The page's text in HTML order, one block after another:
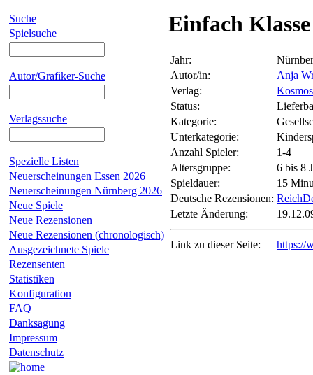
Suche
Spielsuche
Autor/Grafiker-Suche
Verlagssuche
Spezielle Listen
Neuerscheinungen Essen 2026
Neuerscheinungen Nürnberg 2026
Neue Spiele
Neue Rezensionen
Neue Rezensionen (chronologisch)
Ausgezeichnete Spiele
Rezensenten
Statistiken
Konfiguration
FAQ
Danksagung
Impressum
Datenschutz
Einfach
Jahr:
Autor/in:
Anja
Verlag:
Kosmos
Status:
Kategorie:
Unterkategorie:
Anzahl Spieler:
1-4
Altersgruppe:
6 bis 8
Spieldauer:
15
Deutsche Rezensionen:
Letzte Änderung:
Link zu dieser Seite: https://